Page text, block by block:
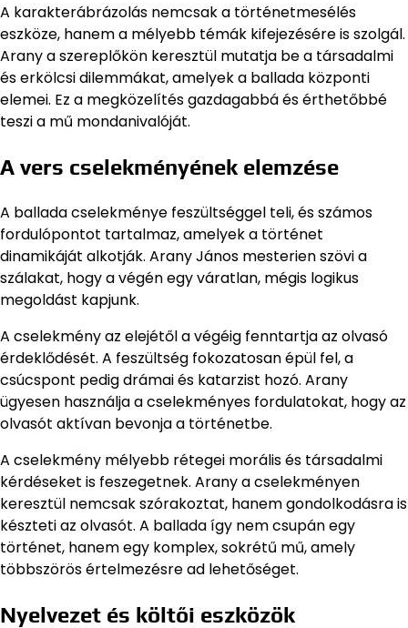
A karakterábrázolás nemcsak a történetmesélés
eszköze, hanem a mélyebb témák kifejezésére is szolgál.
Arany a szereplőkön keresztül mutatja be a társadalmi
és erkölcsi dilemmákat, amelyek a ballada központi
elemei. Ez a megközelítés gazdagabbá és érthetőbbé
teszi a mű mondanivalóját.
A vers cselekményének elemzése
A ballada cselekménye feszültséggel teli, és számos
fordulópontot tartalmaz, amelyek a történet
dinamikáját alkotják. Arany János mesterien szövi a
szálakat, hogy a végén egy váratlan, mégis logikus
megoldást kapjunk.
A cselekmény az elejétől a végéig fenntartja az olvasó
érdeklődését. A feszültség fokozatosan épül fel, a
csúcspont pedig drámai és katarzist hozó. Arany
ügyesen használja a cselekményes fordulatokat, hogy az
olvasót aktívan bevonja a történetbe.
A cselekmény mélyebb rétegei morális és társadalmi
kérdéseket is feszegetnek. Arany a cselekményen
keresztül nemcsak szórakoztat, hanem gondolkodásra is
készteti az olvasót. A ballada így nem csupán egy
történet, hanem egy komplex, sokrétű mű, amely
többszörös értelmezésre ad lehetőséget.
Nyelvezet és költői eszközök